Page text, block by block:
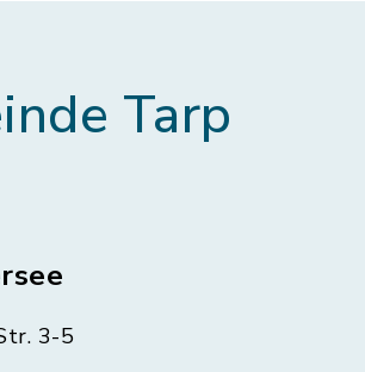
Tarp
3-5